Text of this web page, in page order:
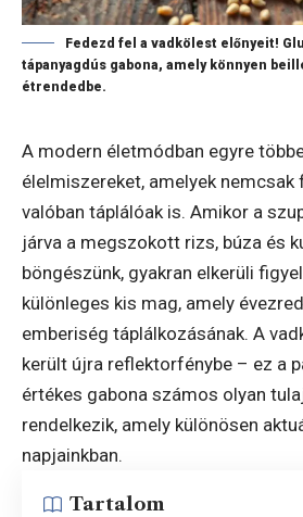
Fedezd fel a vadkölest előnyeit!
tápanyagdús gabona, amely könnyen
étrendedbe.
A modern életmódban egyre
élelmiszereket, amelyek nemcsak
valóban táplálóak is. Amikor a
járva a megszokott rizs, búza és
böngészünk, gyakran elkerüli
különleges kis mag, amely
emberiség táplálkozásának. A
került újra reflektorfénybe – ez a
értékes gabona számos olyan
rendelkezik, amely különösen
napjainkban.
Tartalom